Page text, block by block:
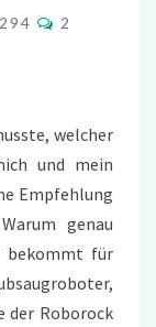
2
welcher
und mein
Empfehlung
genau
bekommt für
der Roborock